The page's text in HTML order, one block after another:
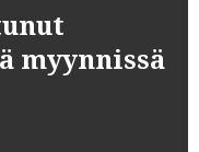
myynnissä